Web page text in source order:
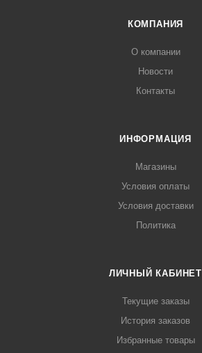
КОМПАНИЯ
О компании
Новости
Контакты
ИНФОРМАЦИЯ
Магазины
Условия оплаты
Условия доставки
Политика
ЛИЧНЫЙ КАБИНЕТ
Текущие заказы
История заказов
Избранные товары